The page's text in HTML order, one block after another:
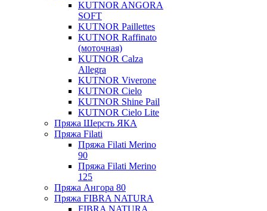
KUTNOR ANGORA
SOFT
KUTNOR Paillettes
KUTNOR Raffinato
(моточная)
KUTNOR Calza
Allegra
KUTNOR Viverone
KUTNOR Cielo
KUTNOR Shine Pail
KUTNOR Cielo Lite
Пряжа Шерсть ЯКА
Пряжа Filati
Пряжа Filati Merino
90
Пряжа Filati Merino
125
Пряжа Ангора 80
Пряжа FIBRA NATURA
FIBRA NATURA